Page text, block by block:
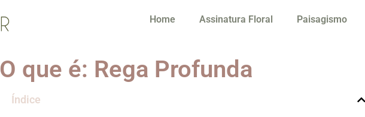
Home Assinatura Floral Paisagismo
O que é: Rega Profunda
Índice